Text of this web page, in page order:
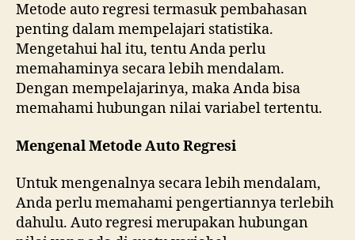
Metode auto regresi termasuk pembahasan
penting dalam mempelajari statistika.
Mengetahui hal itu, tentu Anda perlu
memahaminya secara lebih mendalam.
Dengan mempelajarinya, maka Anda bisa
memahami hubungan nilai variabel tertentu.
Mengenal Metode Auto Regresi
Untuk mengenalnya secara lebih mendalam,
Anda perlu memahami pengertiannya terlebih
dahulu. Auto regresi merupakan hubungan